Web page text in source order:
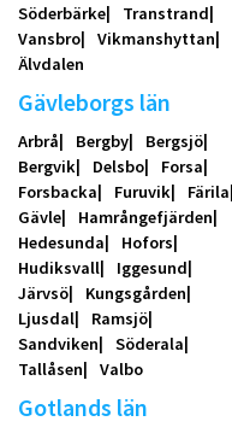
Söderbärke
Transtrand
Vansbro
Vikmanshyttan
Älvdalen
Gävleborgs län
Arbrå Bergby
Bergsjö
Bergvik
Delsbo
Forsa
Forsbacka
Furuvik
Färila
Gävle
Hamrångefjärden
Hedesunda
Hofors
Hudiksvall
Iggesund
Järvsö
Kungsgården
Ljusdal
Ramsjö
Sandviken
Söderala
Tallåsen
Valbo
Gotlands län